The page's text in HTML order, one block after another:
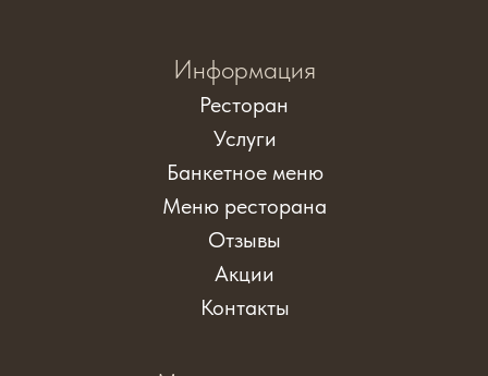
Информация
Ресторан
Услуги
Банкетное меню
Меню ресторана
Отзывы
Акции
Контакты